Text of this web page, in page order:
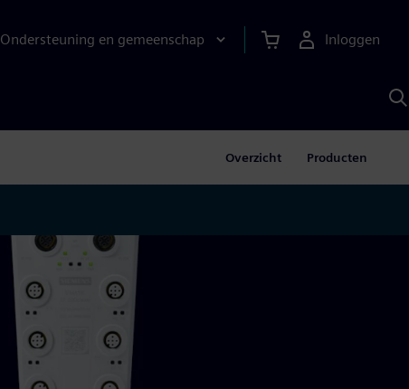
Ondersteuning en gemeenschap Inloggen
Overzicht Producten